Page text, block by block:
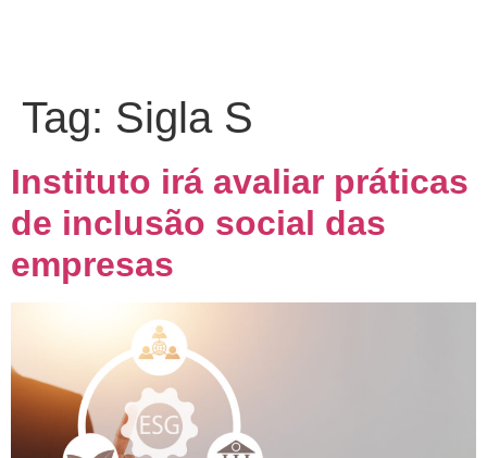
Tag: Sigla S
Instituto irá avaliar práticas
de inclusão social das
empresas